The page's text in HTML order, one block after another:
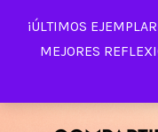
¡ÚLTIMOS
MEJORES
contenido